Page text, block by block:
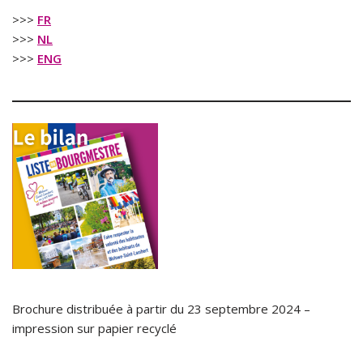
>>> FR
>>> NL
>>> ENG
Brochure distribuée à partir du 23 septembre 2024 –
impression sur papier recyclé